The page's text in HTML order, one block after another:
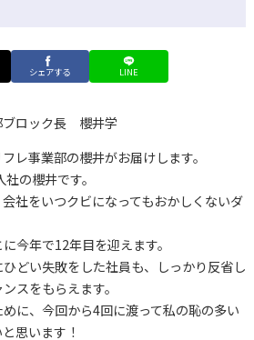
シェアする LINE
ブロック長 櫻井学
レ事業部の櫻井がお届けします。
の櫻井です。
社をいつクビになってもおかしくないダ
今年で12年目を迎えます。
どい失敗をした社員も、しっかり反省し
スをもらえます。
に、今回から4回に渡って私の恥の多い
思います！